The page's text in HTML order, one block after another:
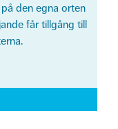
den egna orten
får tillgång till